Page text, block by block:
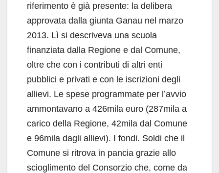
riferimento è già presente: la delibera
approvata dalla giunta Ganau nel marzo
2013. Lì si descriveva una scuola
finanziata dalla Regione e dal Comune,
oltre che con i contributi di altri enti
pubblici e privati e con le iscrizioni degli
allievi. Le spese programmate per l’avvio
ammontavano a 426mila euro (287mila a
carico della Regione, 42mila dal Comune
e 96mila dagli allievi). I fondi. Soldi che il
Comune si ritrova in pancia grazie allo
scioglimento del Consorzio che, come da